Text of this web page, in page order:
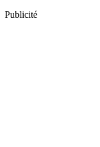
Publicité